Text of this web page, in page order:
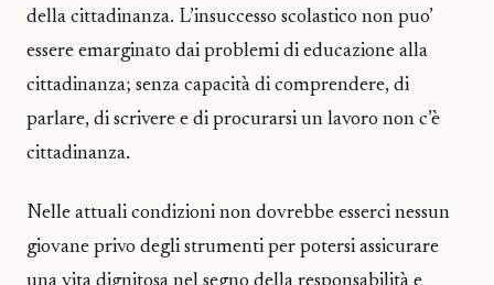
della cittadinanza. L’insuccesso scolastico non puo’
essere emarginato dai problemi di educazione alla
cittadinanza; senza capacità di comprendere, di
parlare, di scrivere e di procurarsi un lavoro non c’è
cittadinanza.
Nelle attuali condizioni non dovrebbe esserci nessun
giovane privo degli strumenti per potersi assicurare